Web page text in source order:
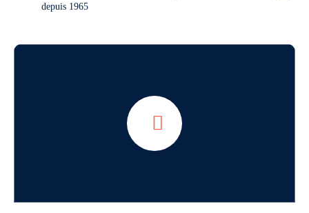
depuis 1965